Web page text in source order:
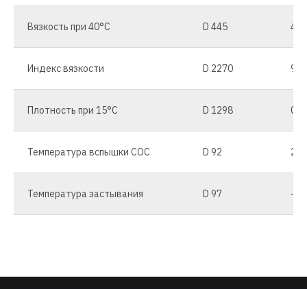
Вязкость при 40°C D 445
Индекс вязкости D 2270 90
Плотность при 15°C D 1298
Температура вспышки COC D 92 200
Температура застывания D 97 -30